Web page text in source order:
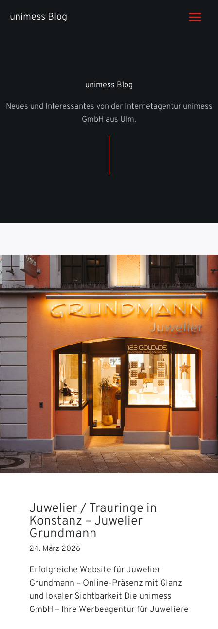
Inhaltunimess Blog
unimess Blog
Neues und Interessantes von der Internetagentur unimess
GmbH aus Ulm.
Juwelier / Trauringe in
Konstanz – Juwelier
Grundmann
24. März 2026
Erfolgreiche Website für Juwelier
Grundmann – Online-Präsenz mit Glanz
und lokaler Sichtbarkeit Die unimess
GmbH – Ihre Werbeagentur für Juweliere
SEITE
SEITESEITESEITE